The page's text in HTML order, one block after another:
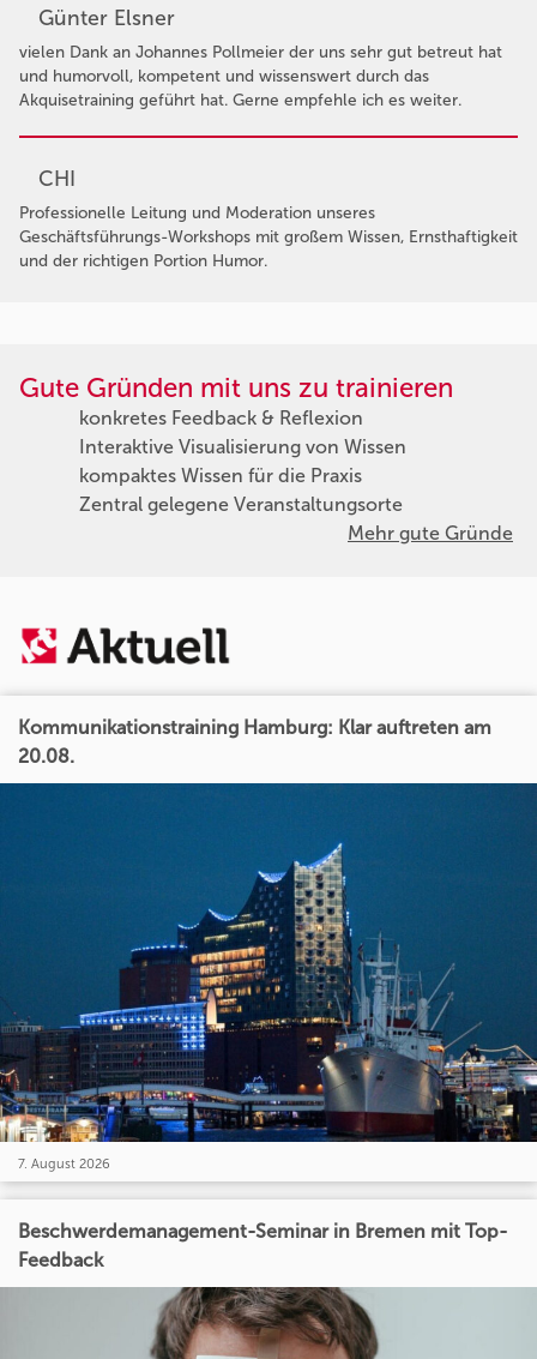
Günter Elsner
vielen Dank an Johannes Pollmeier der uns sehr gut betreut hat
und humorvoll, kompetent und wissenswert durch das
Akquisetraining geführt hat. Gerne empfehle ich es weiter.
CHI
Professionelle Leitung und Moderation unseres
Geschäftsführungs-Workshops mit großem Wissen, Ernsthaftigkeit
und der richtigen Portion Humor.
Gute Gründen mit uns zu trainieren
konkretes Feedback & Reflexion
Interaktive Visualisierung von Wissen
kompaktes Wissen für die Praxis
Zentral gelegene Veranstaltungsorte
Mehr gute Gründe
Kommunikationstraining Hamburg: Klar auftreten am
20.08.
7. August 2026
Beschwerdemanagement-Seminar in Bremen mit Top-
Feedback